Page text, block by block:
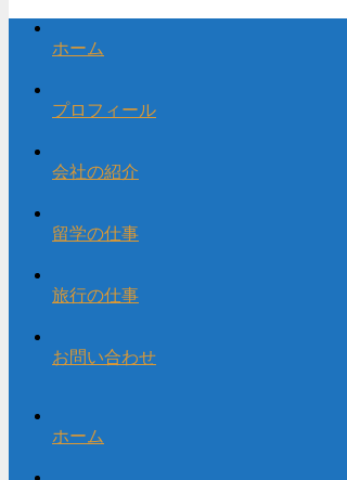
ホーム
プロフィール
会社の紹介
留学の仕事
旅行の仕事
お問い合わせ
ホーム